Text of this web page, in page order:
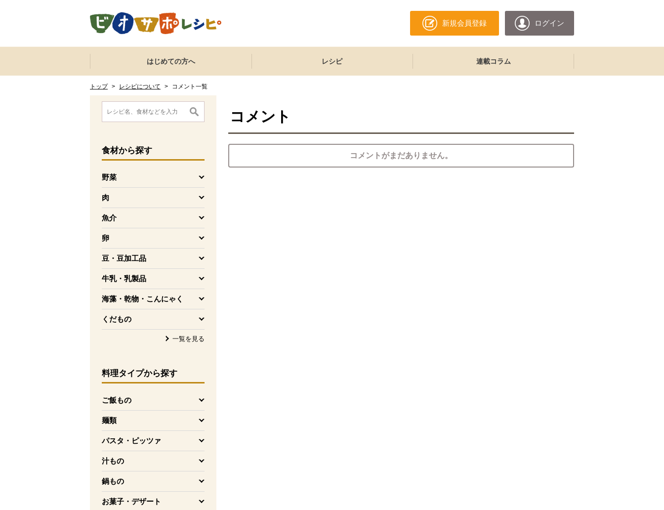
新規会員登録 ログイン
ここからサイト内共通メニューです。
サイト内共通メニューをスキップする
はじめての方へ レシピ 連載コラム
トップ > レシピについて > コメント一覧
ここから消費材検索メニューです。
食材から探す
野菜
を開く
肉
を開く
魚介
を開く
卵
を開く
豆・豆加工品
を開く
牛乳・乳製品
を開く
海藻・乾物・こんにゃく
を開く
くだもの
を開く
一覧を見る
料理タイプから探す
ご飯もの
を開く
麺類
を開く
パスタ・ピッツァ
を開く
汁もの
を開く
鍋もの
を開く
お菓子・デザート
を開く
消費材検索メニューここまで。
ここから本文です。
コメント
コメントがまだありません。